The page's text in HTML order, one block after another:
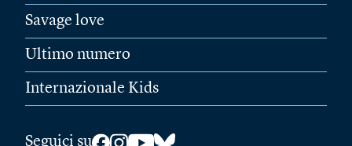
Savage love
Ultimo numero
Internazionale Kids
Seguici su